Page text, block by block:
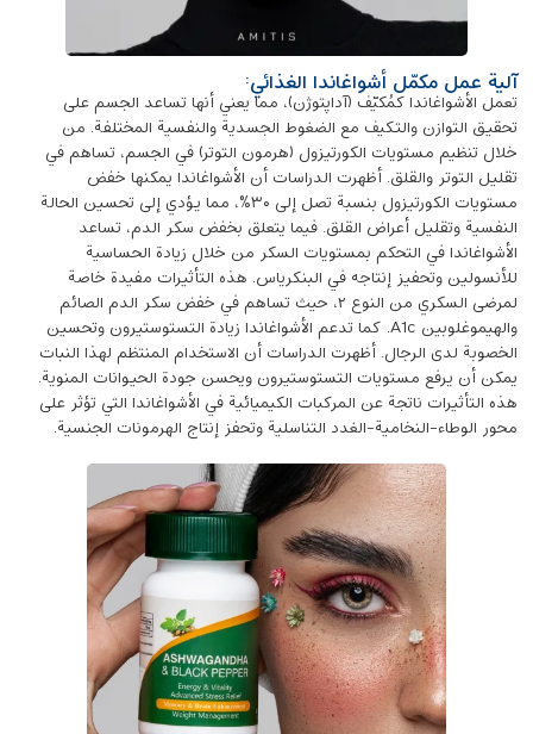
آلية عمل مكمّل أشواغاندا الغذائي:
تعمل الأشواغاندا كمُكيّف (آداپتوژن)، مما يعني أنها تساعد الجسم على
تحقيق التوازن والتكيف مع الضغوط الجسدية والنفسية المختلفة. من
خلال تنظيم مستويات الكورتيزول (هرمون التوتر) في الجسم، تساهم في
تقليل التوتر والقلق. أظهرت الدراسات أن الأشواغاندا يمكنها خفض
مستويات الكورتيزول بنسبة تصل إلى ٣۰٪، مما يؤدي إلى تحسين الحالة
النفسية وتقليل أعراض القلق. فيما يتعلق بخفض سكر الدم، تساعد
الأشواغاندا في التحكم بمستويات السكر من خلال زيادة الحساسية
للأنسولين وتحفيز إنتاجه في البنكرياس. هذه التأثيرات مفيدة خاصة
لمرضى السكري من النوع ۲، حيث تساهم في خفض سكر الدم الصائم
والهيموغلوبين A1c. كما تدعم الأشواغاندا زيادة التستوستيرون وتحسين
الخصوبة لدى الرجال. أظهرت الدراسات أن الاستخدام المنتظم لهذا النبات
يمكن أن يرفع مستويات التستوستيرون ويحسن جودة الحيوانات المنوية.
هذه التأثيرات ناتجة عن المركبات الكيميائية في الأشواغاندا التي تؤثر على
محور الوطاء-النخامية-الغدد التناسلية وتحفز إنتاج الهرمونات الجنسية.